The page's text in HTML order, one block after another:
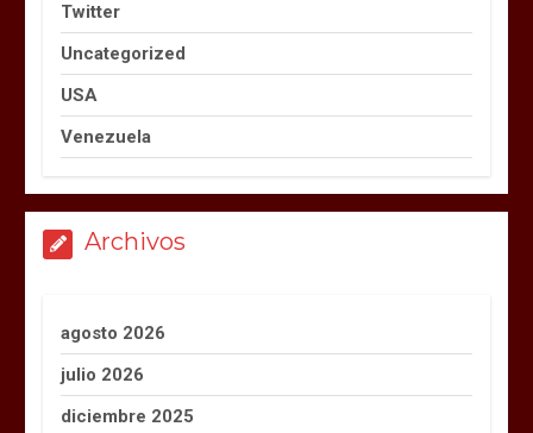
Twitter
Uncategorized
USA
Venezuela
Archivos
agosto 2026
julio 2026
diciembre 2025